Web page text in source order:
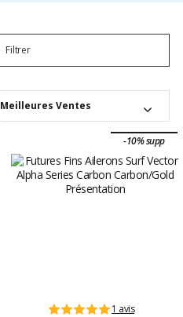
Filtrer
Meilleures Ventes
-10% supp
1 avis